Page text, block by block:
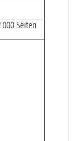
Seiten